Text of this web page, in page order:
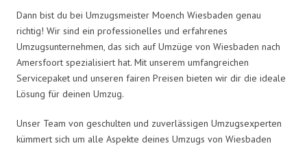
Dann bist du bei Umzugsmeister Moench Wiesbaden genau
richtig! Wir sind ein professionelles und erfahrenes
Umzugsunternehmen, das sich auf Umzüge von Wiesbaden nach
Amersfoort spezialisiert hat. Mit unserem umfangreichen
Servicepaket und unseren fairen Preisen bieten wir dir die ideale
Lösung für deinen Umzug.
Unser Team von geschulten und zuverlässigen Umzugsexperten
kümmert sich um alle Aspekte deines Umzugs von Wiesbaden